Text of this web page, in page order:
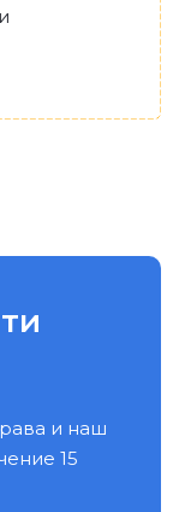
и наш
15